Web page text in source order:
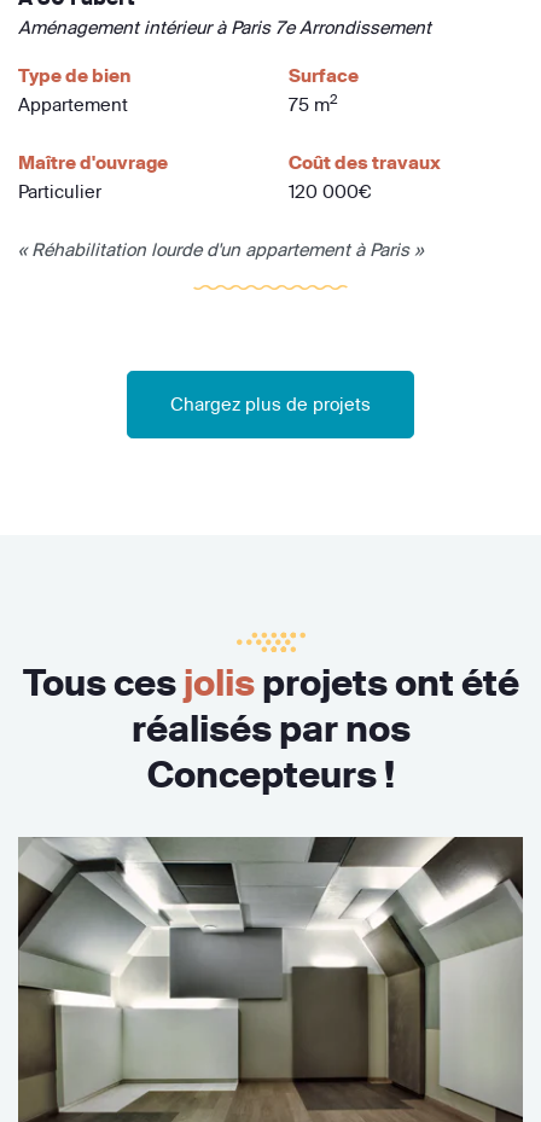
Aménagement intérieur à Paris 7e Arrondissement
Type de bien
Appartement
Surface
75 m2
Maître d'ouvrage
Particulier
Coût des travaux
120 000€
« Réhabilitation lourde d'un appartement à Paris »
Chargez plus de projets
Tous cesjolisprojets ont été
réalisés par nos
Concepteurs !